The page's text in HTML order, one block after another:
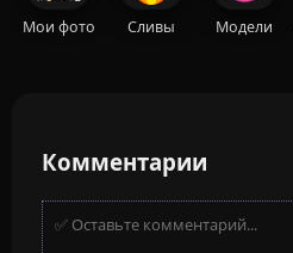
Мои фото Сливы Модели
Комментарии